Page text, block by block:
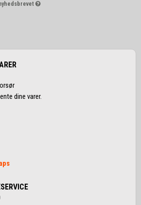
dine varer.